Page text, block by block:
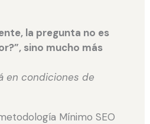
la pregunta no es
sino mucho más
en condiciones de
Mínimo SEO